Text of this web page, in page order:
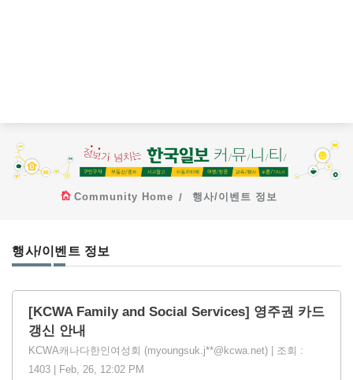
Community Home 행사/이벤트 정보
행사/이벤트 정보
[KCWA Family and Social Services] 영주권 카드
갱신 안내
KCWA캐나다한인여성회 (myoungsuk.j**@kcwa.net) | 조회 :
1403 | Feb, 26, 12:02 PM